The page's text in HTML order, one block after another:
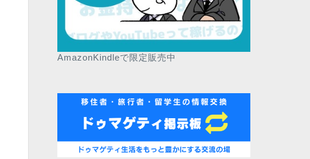
AmazonKindleで限定販売中